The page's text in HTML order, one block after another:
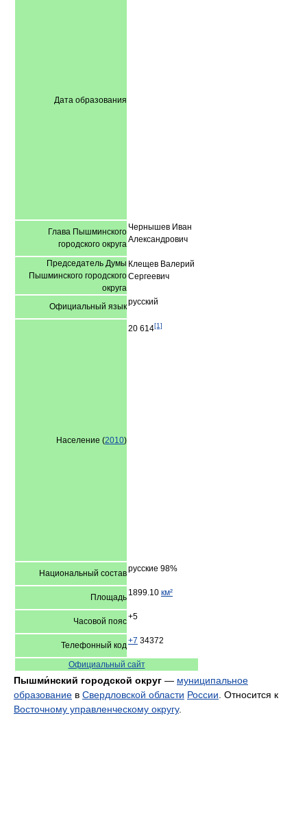
Дата образования
Глава Пышминского
городского округа
Чернышев Иван
Александрович
Председатель Думы
Пышминского городского
округа
Клещев Валерий
Сергеевич
Официальный языкрусский
Население (2010)
20 614[1]
Национальный составрусские 98%
Площадь 1899.10 км²
Часовой пояс+5
Телефонный код+7 34372
Официальный сайт
Пышми́нский городской округ — муниципальное
образование в Свердловской области России . Относится к
Восточному управленческому округу.